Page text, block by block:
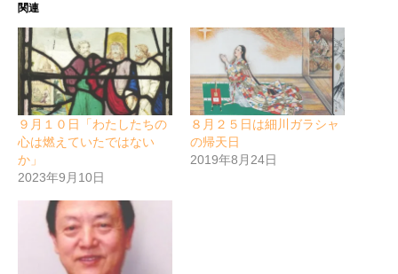
関連
９月１０日「わたしたちの
心は燃えていたではない
か」
2023年9月10日
８月２５日は細川ガラシャ
の帰天日
2019年8月24日